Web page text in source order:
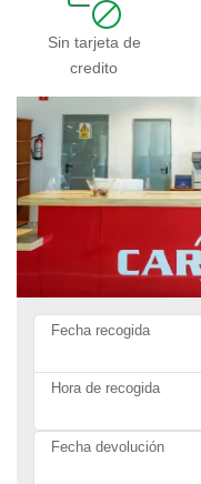
Sin tarjeta de
credito
Fecha recogida
Hora de recogida
Fecha devolución